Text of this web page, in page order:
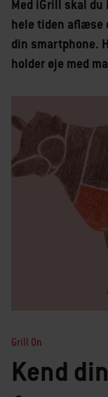
Med iGrill skal
hele tiden aflæse
din smartphone.
holder øje med
Grill On
Kend